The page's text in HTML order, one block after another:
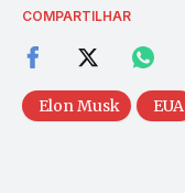
COMPARTILHAR
Elon Musk EUA